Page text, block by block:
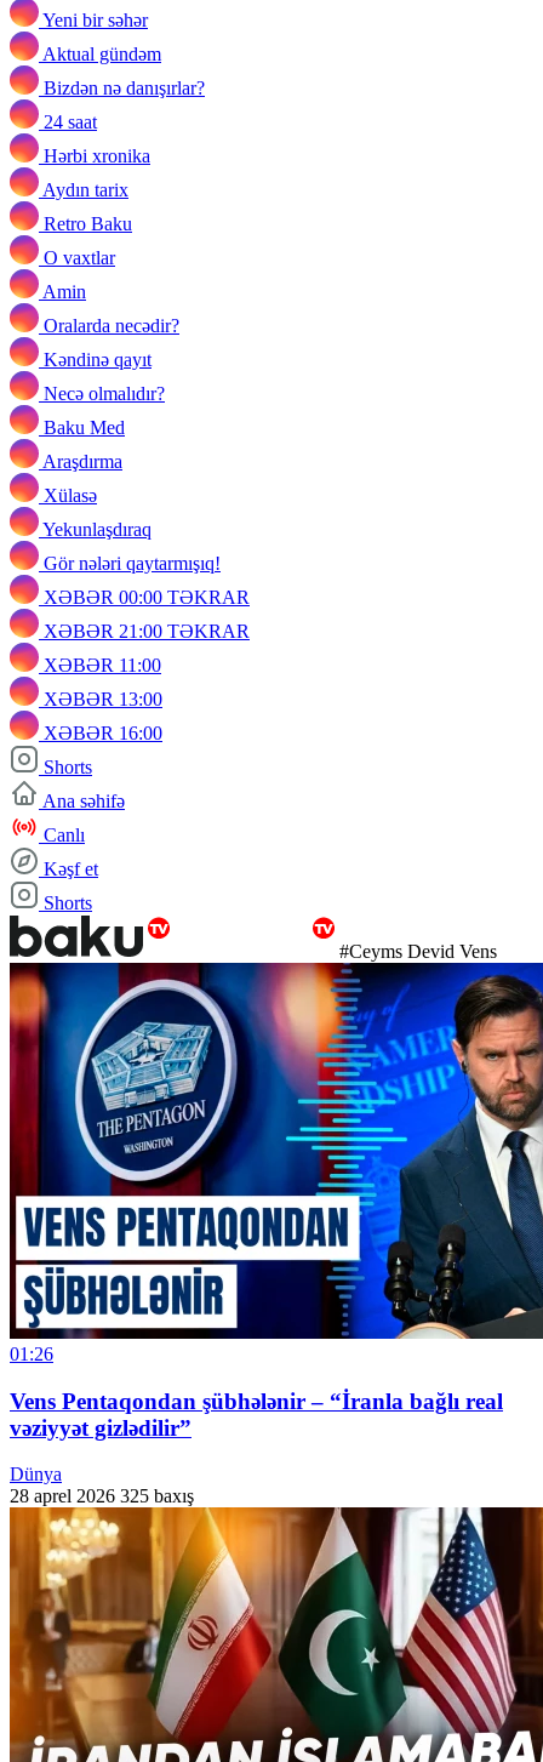
Yeni bir səhər
Aktual gündəm
Bizdən nə danışırlar?
24 saat
Hərbi xronika
Aydın tarix
Retro Baku
O vaxtlar
Amin
Oralarda necədir?
Kəndinə qayıt
Necə olmalıdır?
Baku Med
Araşdırma
Xülasə
Yekunlaşdıraq
Gör nələri qaytarmışıq!
XƏBƏR 00:00 TƏKRAR
XƏBƏR 21:00 TƏKRAR
XƏBƏR 11:00
XƏBƏR 13:00
XƏBƏR 16:00
Shorts
Ana səhifə
Canlı
Kəşf et
Shorts
#Ceyms Devid Vens
01:26
Vens Pentaqondan şübhələnir – “İranla bağlı real
vəziyyət gizlədilir”
Dünya
28 aprel 2026 325 baxış